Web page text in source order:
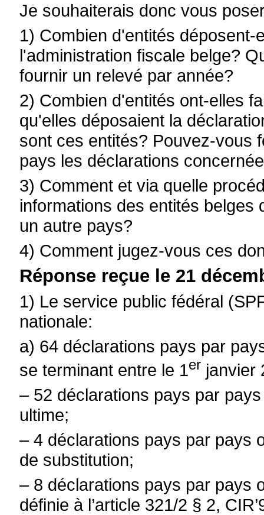
Je souhaiterais donc vous
1) Combien d'entités
l'administration fiscale belge?
fournir un relevé par année?
2) Combien d'entités ont-elles
qu'elles déposaient la
sont ces entités? Pouvez-vous
pays les déclarations
3) Comment et via quelle
informations des entités belges
un autre pays?
4) Comment jugez-vous ces
Réponse reçue le 21
1) Le service public fédéral
nationale:
a) 64 déclarations pays par
se terminant entre le 1er janvier
– 52 déclarations pays par
ultime;
–4 déclarations pays par pays
de substitution;
– 8 déclarations pays par pays
définie à l’article 321/2 § 2,